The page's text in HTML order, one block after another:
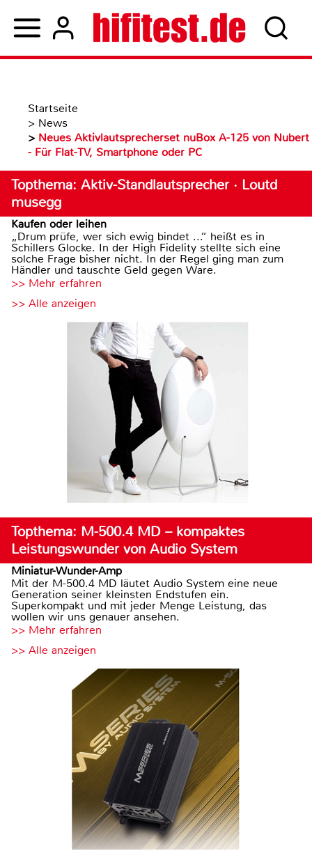
Startseite
> News
> Neues Aktivlautsprecherset nuBox A-125 von Nubert
- Für Flat-TV, Smartphone oder PC
Topthema: Aktiv-Standlautsprecher · Loutd
musegg
Kaufen oder leihen
„Drum prüfe, wer sich ewig bindet ...“ heißt es in
Schillers Glocke. In der High Fidelity stellte sich eine
solche Frage bisher nicht. In der Regel ging man zum
Händler und tauschte Geld gegen Ware.
>> Mehr erfahren
>> Alle anzeigen
Topthema: M-500.4 MD – kompaktes
Leistungswunder von Audio System
Miniatur-Wunder-Amp
Mit der M-500.4 MD läutet Audio System eine neue
Generation seiner kleinsten Endstufen ein.
Superkompakt und mit jeder Menge Leistung, das
wollen wir uns genauer ansehen.
>> Mehr erfahren
>> Alle anzeigen